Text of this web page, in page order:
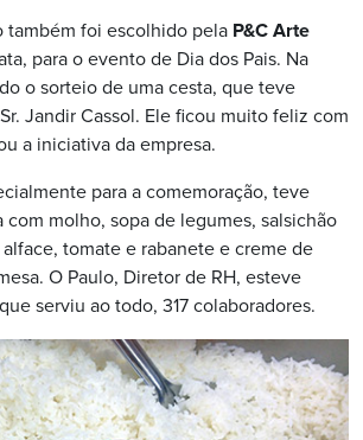
também foi escolhido pela P&C Arte
para o evento de Dia dos Pais. Na
o sorteio de uma cesta, que teve
Jandir Cassol. Ele ficou muito feliz com
a iniciativa da empresa.
para a comemoração, teve
com molho, sopa de legumes, salsichão
alface, tomate e rabanete e creme de
O Paulo, Diretor de RH, esteve
serviu ao todo, 317 colaboradores.